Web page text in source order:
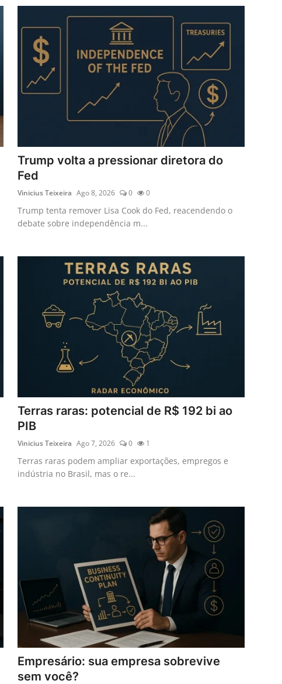
Trump volta a pressionar diretora do
Fed
Vinicius Teixeira Ago 8, 2026 0 0
Trump tenta remover Lisa Cook do Fed, reacendendo o
debate sobre independência m...
Terras raras: potencial de R$ 192 bi ao
PIB
Vinicius Teixeira Ago 7, 2026 0 1
Terras raras podem ampliar exportações, empregos e
indústria no Brasil, mas o re...
Empresário: sua empresa sobrevive
sem você?